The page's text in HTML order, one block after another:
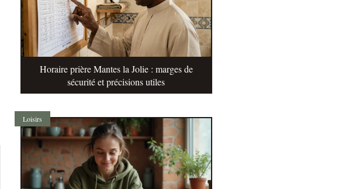
Horaire prière Mantes la Jolie : marges de
sécurité et précisions utiles
Loisirs